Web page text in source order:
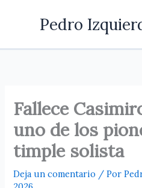
Pedro
Fallece
uno de los
timple solista
Deja un comentario / Por